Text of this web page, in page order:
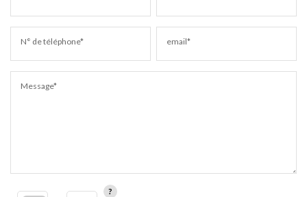
N° de téléphone* email*
Message*